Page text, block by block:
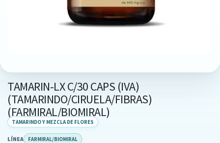
TAMARIN-LX C/30 CAPS (IVA)
(TAMARINDO/CIRUELA/FIBRAS)
(FARMIRAL/BIOMIRAL)
TAMARINDO Y MEZCLA DE FLORES
LÍNEA FARMIRAL/BIOMIRAL